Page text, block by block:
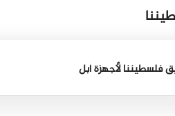
فلسطيننا لأجهزة أبل